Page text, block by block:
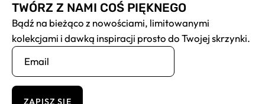
TWÓRZ Z NAMI COŚ PIĘKNEGO
Bądź na bieżąco z nowościami, limitowanymi
kolekcjami i dawką inspiracji prosto do Twojej skrzynki.
ZAPISZ SIĘ